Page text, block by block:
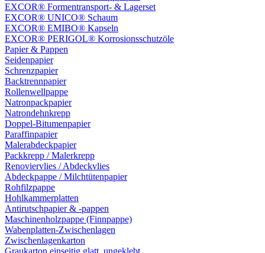
EXCOR® Formentransport- & Lagerset
EXCOR® UNICO® Schaum
EXCOR® EMIBO® Kapseln
EXCOR® PERIGOL® Korrosionsschutzöle
Papier & Pappen
Seidenpapier
Schrenzpapier
Backtrennpapier
Rollenwellpappe
Natronpackpapier
Natrondehnkrepp
Doppel-Bitumenpapier
Paraffinpapier
Malerabdeckpapier
Packkrepp / Malerkrepp
Renoviervlies / Abdeckvlies
Abdeckpappe / Milchtütenpapier
Rohfilzpappe
Hohlkammerplatten
Antirutschpapier & -pappen
Maschinenholzpappe (Finnpappe)
Wabenplatten-Zwischenlagen
Zwischenlagenkarton
Graukarton einseitig glatt, ungeklebt